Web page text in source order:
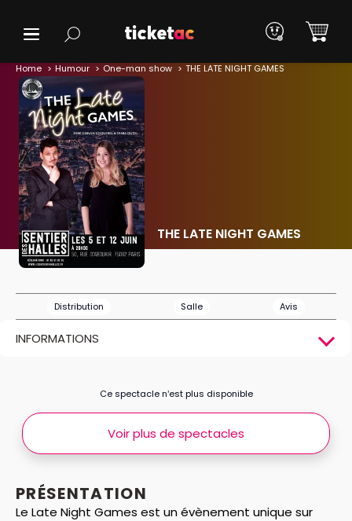
Home Humour One-man show THE LATE NIGHT GAMES
THE LATE NIGHT GAMES
Distribution Salle Avis
INFORMATIONS
PRÉSENTATION
Le Late Night Games est un évènement unique sur
Ce spectacle n’est plus disponible
Voir plus de spectacles